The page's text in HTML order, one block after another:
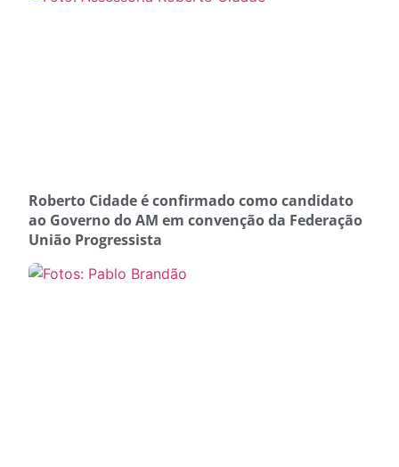
Roberto Cidade é confirmado como candidato
ao Governo do AM em convenção da Federação
União Progressista